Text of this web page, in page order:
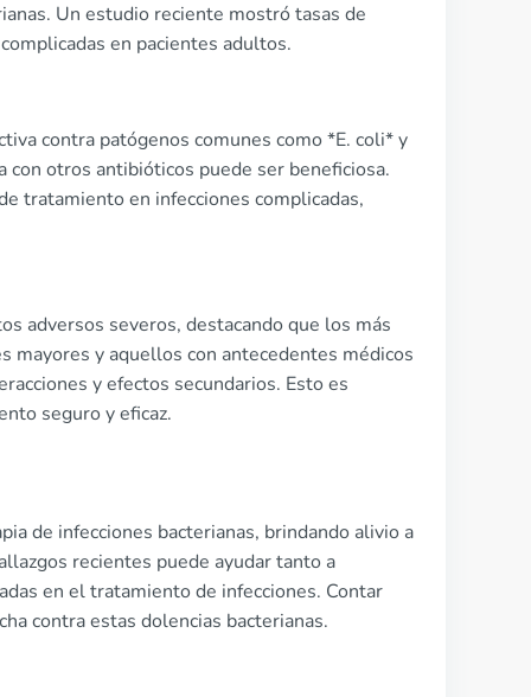
Un estudio reciente mostró tasas de
en pacientes adultos.
contra patógenos comunes como *E. coli* y
otros antibióticos puede ser beneficiosa.
tratamiento en infecciones complicadas,
adversos severos, destacando que los más
mayores y aquellos con antecedentes médicos
y efectos secundarios. Esto es
seguro y eficaz.
de infecciones bacterianas, brindando alivio a
recientes puede ayudar tanto a
en el tratamiento de infecciones. Contar
contra estas dolencias bacterianas.